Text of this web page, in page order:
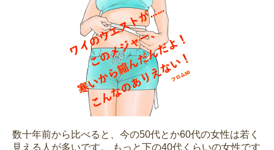
数十年前から比べると、今の50代とか60代の女性は若く
見える人が多いです。 もっと下の40代くらいの女性です